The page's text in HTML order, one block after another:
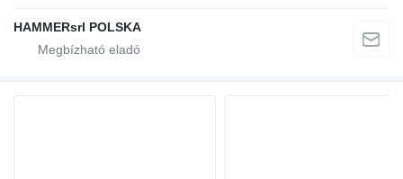
HAMMERsrl POLSKA